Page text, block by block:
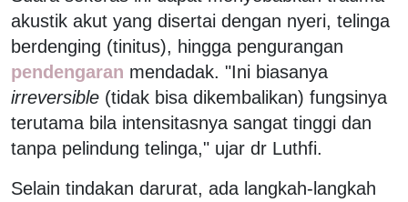
akustik akut yang disertai dengan nyeri, telinga
berdenging (tinitus), hingga pengurangan
pendengaran mendadak. "Ini biasanya
irreversible (tidak bisa dikembalikan) fungsinya
terutama bila intensitasnya sangat tinggi dan
tanpa pelindung telinga," ujar dr Luthfi.
Selain tindakan darurat, ada langkah-langkah